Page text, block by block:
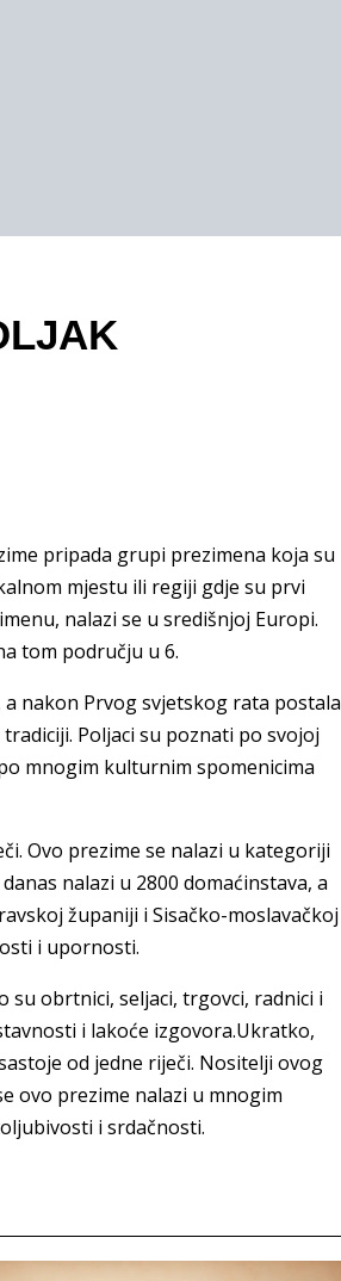
pripada grupi prezimena koja su
mjestu ili regiji gdje su prvi
nalazi se u središnjoj Europi.
tom području u 6.
nakon Prvog svjetskog rata postala
Poljaci su poznati po svojoj
mnogim kulturnim spomenicima
Ovo prezime se nalazi u kategoriji
nalazi u 2800 domaćinstava, a
županiji i Sisačko-moslavačkoj
i upornosti.
obrtnici, seljaci, trgovci, radnici i
i lakoće izgovora.Ukratko,
od jedne riječi. Nositelji ovog
ovo prezime nalazi u mnogim
i srdačnosti.